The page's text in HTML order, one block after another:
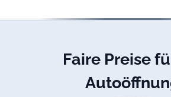
Faire Preise